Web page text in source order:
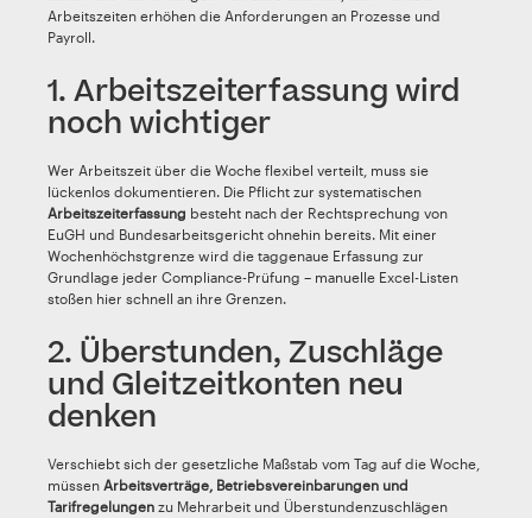
Arbeitszeiten erhöhen die Anforderungen an Prozesse und
Payroll.
1. Arbeitszeiterfassung wird
noch wichtiger
Wer Arbeitszeit über die Woche flexibel verteilt, muss sie
lückenlos dokumentieren. Die Pflicht zur systematischen
Arbeitszeiterfassung besteht nach der Rechtsprechung von
EuGH und Bundesarbeitsgericht ohnehin bereits. Mit einer
Wochenhöchstgrenze wird die taggenaue Erfassung zur
Grundlage jeder Compliance-Prüfung – manuelle Excel-Listen
stoßen hier schnell an ihre Grenzen.
2. Überstunden, Zuschläge
und Gleitzeitkonten neu
denken
Verschiebt sich der gesetzliche Maßstab vom Tag auf die Woche,
müssen Arbeitsverträge, Betriebsvereinbarungen und
Tarifregelungen zu Mehrarbeit und Überstundenzuschlägen